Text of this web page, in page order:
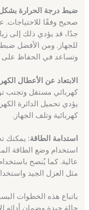
ضبط درجة الحرارة
صحيح وفقًا للاحتياجات.
جدًا، قد يؤدي ذلك إلى
للجهاز. ومن الأفضل
وتساعد في الحفاظ على
الابتعاد عن الأعطال
كهربائي مستقل وتجنب
يؤدي تحميل الدائرة
كهربائية وتلف الجهاز.
استدامة الطاقة: يمكنك
استخدام وضع الطاقة
عالية. كما يُنصح
مثل العزل الجيد
باتباع هذه الخطوات
حالة جيدة وضمان أدائه